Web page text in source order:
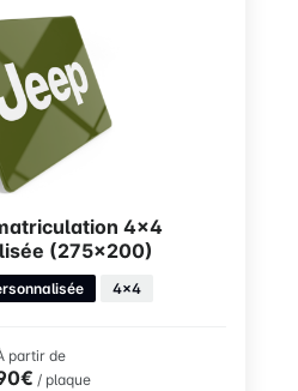
4×4
(275×200)
4x4
partir de
/ plaque